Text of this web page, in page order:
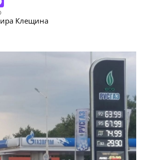
Клещина